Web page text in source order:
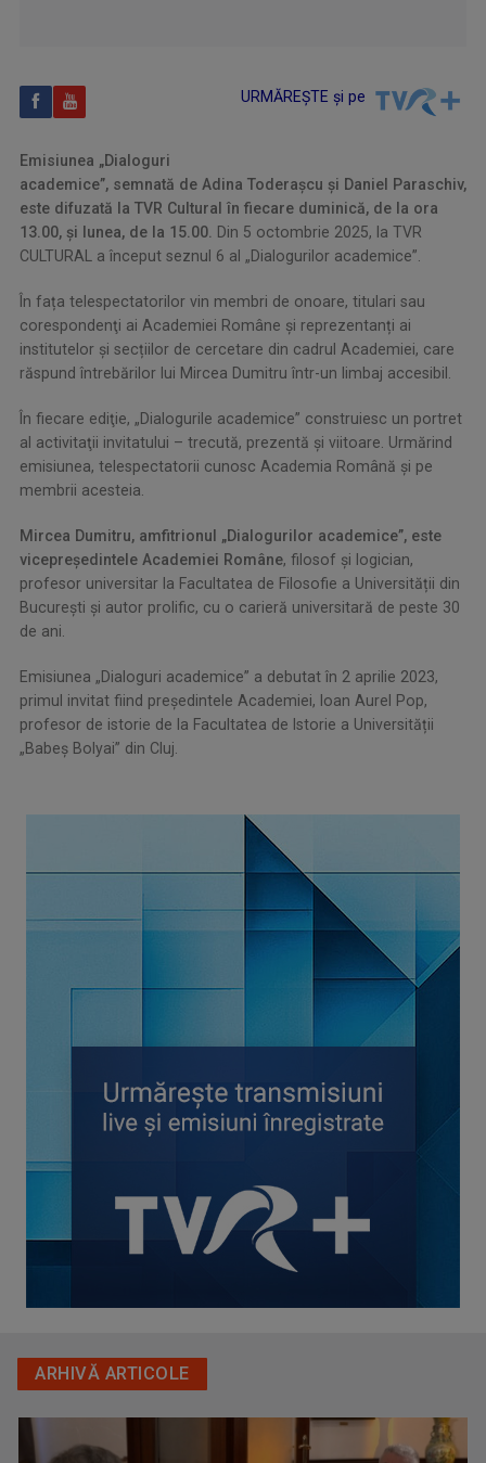
URMĂREȘTE și pe
Emisiunea „Dialoguri
academice”, semnată de Adina Toderașcu și Daniel Paraschiv,
este difuzată la TVR Cultural în fiecare duminică, de la ora
13.00, și lunea, de la 15.00.
Din 5 octombrie 2025, la TVR
CULTURAL a început seznul 6 al „Dialogurilor academice”.
În fața telespectatorilor vin membri de onoare, titulari sau
corespondenţi ai Academiei Române și reprezentanți ai
institutelor şi secțiilor de cercetare din cadrul Academiei, care
răspund întrebărilor lui Mircea Dumitru într-un limbaj accesibil.
În fiecare ediţie, „Dialogurile academice” construiesc un portret
al activitaţii invitatului – trecută, prezentă şi viitoare. Urmărind
emisiunea, telespectatorii cunosc Academia Română şi pe
membrii acesteia.
Mircea Dumitru, amfitrionul „Dialogurilor academice”, este
vicepreședintele Academiei Române, filosof și logician,
profesor universitar la Facultatea de Filosofie a Universității din
București și autor prolific, cu o carieră universitară de peste 30
de ani.
Emisiunea „Dialoguri academice” a debutat în 2 aprilie 2023,
primul invitat fiind președintele Academiei, Ioan Aurel Pop,
profesor de istorie de la Facultatea de Istorie a Universității
„Babeș Bolyai” din Cluj.
ARHIVĂ ARTICOLE